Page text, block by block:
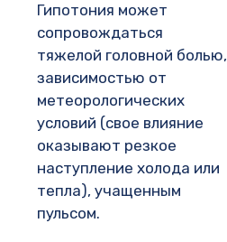
Гипотония может
сопровождаться
тяжелой головной болью,
зависимостью от
метеорологических
условий (свое влияние
оказывают резкое
наступление холода или
тепла), учащенным
пульсом.